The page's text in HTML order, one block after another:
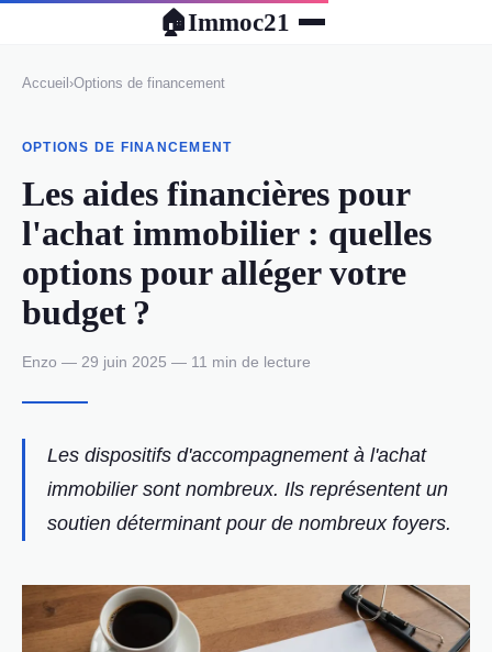
🏠Immoc21
Accueil ›Options de financement
OPTIONS DE FINANCEMENT
Les aides financières pour
l'achat immobilier : quelles
options pour alléger votre
budget ?
Enzo — 29 juin 2025 — 11 min de lecture
Les dispositifs d'accompagnement à l'achat
immobilier sont nombreux. Ils représentent un
soutien déterminant pour de nombreux foyers.